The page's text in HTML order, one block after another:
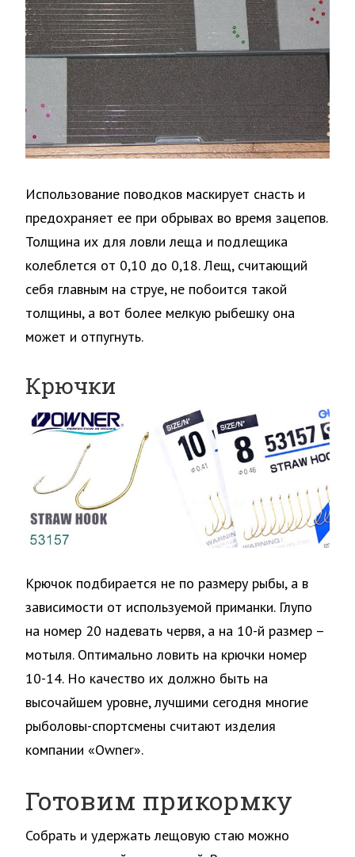
Использование поводков маскирует снасть и
предохраняет ее при обрывах во время зацепов.
Толщина их для ловли леща и подлещика
колеблется от 0,10 до 0,18. Лещ, считающий
себя главным на струе, не побоится такой
толщины, а вот более мелкую рыбешку она
может и отпугнуть.
Крючки
Крючок подбирается не по размеру рыбы, а в
зависимости от используемой приманки. Глупо
на номер 20 надевать червя, а на 10-й размер –
мотыля. Оптимально ловить на крючки номер
10-14. Но качество их должно быть на
высочайшем уровне, лучшими сегодня многие
рыболовы-спортсмены считают изделия
компании «Owner».
Готовим прикормку
Собрать и удержать лещовую стаю можно